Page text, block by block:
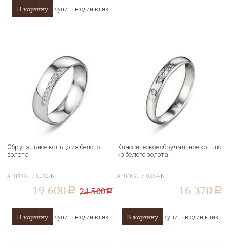
В корзину Купить в один клик
Обручальное кольцо из белого
золота
АРТИКУЛ7-0012/Б
19 600 a 24 500a
В корзину Купить в один клик
Классическое обручальное кольцо
из белого золота
АРТИКУЛ7-0234/Б
16 370 a
В корзину Купить в один клик